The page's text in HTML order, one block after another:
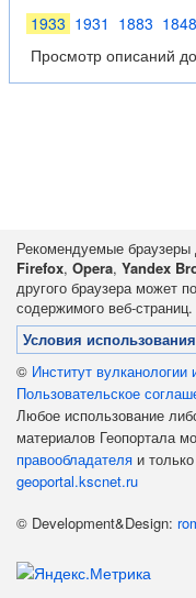
1933 1931 1883
Просмотр описаний
Рекомендуемые браузеры
Firefox, Opera, Yandex
другого браузера может
содержимого веб-страниц.
Условия
© Институт
Пользовательское
Любое использование
материалов Геопортала
правообладателя и
geoportal.kscnet.ru
© Development&Design: